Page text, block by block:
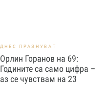
ДНЕС ПРАЗНУВАТ
Орлин Горанов на 69:
Годините са само цифра –
аз се чувствам на 23